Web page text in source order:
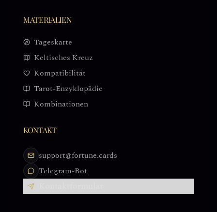
MATERIALIEN
Tageskarte
Keltisches Kreuz
Kompatibilität
Tarot-Enzyklopädie
Kombinationen
KONTAKT
support@fortune.cards
Telegram-Bot